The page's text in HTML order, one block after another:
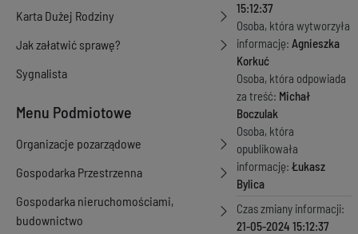
Karta Dużej Rodziny
Jak załatwić sprawę?
Sygnalista
Menu Podmiotowe
Organizacje pozarządowe
Gospodarka Przestrzenna
Gospodarka nieruchomościami,
budownictwo
15:12:37
Osoba, która wytworzyła
informację: Agnieszka
Korkuć
Osoba, która odpowiada
za treść: Michał
Boczulak
Osoba, która
opublikowała
informację: Łukasz
Bylica
Czas zmiany informacji:
21-05-2024 15:12:37